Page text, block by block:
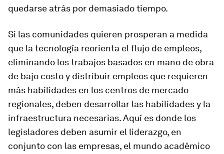
quedarse atrás por demasiado tiempo.
Si las comunidades quieren prosperan a medida
que la tecnología reorienta el flujo de empleos,
eliminando los trabajos basados ​​en mano de obra
de bajo costo y distribuir empleos que requieren
más habilidades en los centros de mercado
regionales, deben desarrollar las habilidades y la
infraestructura necesarias. Aquí es donde los
legisladores deben asumir el liderazgo, en
conjunto con las empresas, el mundo académico